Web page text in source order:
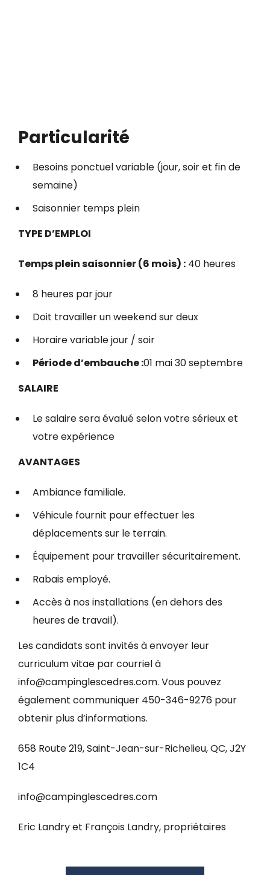
Particularité
Besoins ponctuel variable (jour, soir et fin de
semaine)
Saisonnier temps plein
TYPE D’EMPLOI
Temps plein saisonnier (6 mois) : 40 heures
8 heures par jour
Doit travailler un weekend sur deux
Horaire variable jour / soir
Période d’embauche :01 mai 30 septembre
SALAIRE
Le salaire sera évalué selon votre sérieux et
votre expérience
AVANTAGES
Ambiance familiale.
Véhicule fournit pour effectuer les
déplacements sur le terrain.
Équipement pour travailler sécuritairement.
Rabais employé.
Accès à nos installations (en dehors des
heures de travail).
Les candidats sont invités à envoyer leur
curriculum vitae par courriel à
info@campinglescedres.com. Vous pouvez
également communiquer 450-346-9276 pour
obtenir plus d’informations.
658 Route 219, Saint-Jean-sur-Richelieu, QC, J2Y
1C4
info@campinglescedres.com
Eric Landry et François Landry, propriétaires